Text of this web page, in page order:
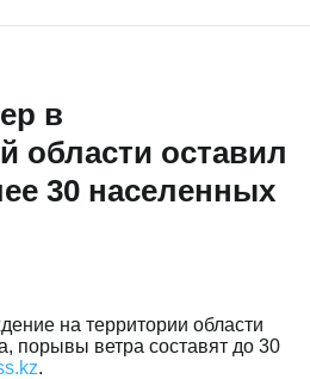
в
области оставил
30 населенных
на территории области
порывы ветра составят до 30
.